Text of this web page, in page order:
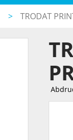
STEMPELKISSEN
ERSATZPLATTEN NACH
ERSATZPLATTEN NACH
STEMPELKISSEN FÜR
> TRODAT